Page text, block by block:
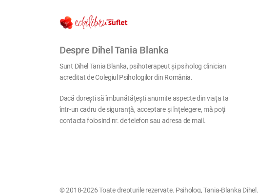
Despre Dihel Tania Blanka
Sunt Dihel Tania Blanka, psihoterapeut și psiholog clinician
acreditat de Colegiul Psihologilor din România.
Dacă dorești să îmbunătățești anumite aspecte din viața ta
într-un cadru de siguranță, acceptare și înțelegere, mă poți
contacta folosind nr. de telefon sau adresa de mail.
© 2018-2026 Toate drepturile rezervate. Psiholog, Tania-Blanka Dihel.